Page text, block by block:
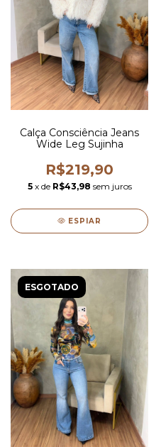
Calça Consciência Jeans
Wide Leg Sujinha
R$219,90
5 x de R$43,98 sem juros
ESPIAR
ESGOTADO